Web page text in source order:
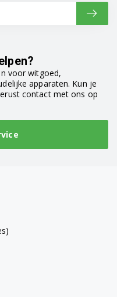
voor witgoed,
apparaten. Kun je
contact met ons op